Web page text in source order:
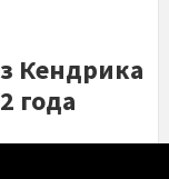
Кендрика
года